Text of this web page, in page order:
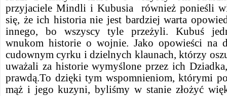
przyjaciele Mindli i Kubusia również ponieśli
się, że ich historia nie jest bardziej warta
innego, bo wszyscy tyle przeżyli. Kubuś
wnukom historie o wojnie. Jako opowieści na
cudownym cyrku i dzielnych klaunach, którzy
uważali za historie wymyślone przez ich
prawdą.To dzięki tym wspomnieniom, którymi
mąż i jego kuzyni, byliśmy w stanie złożyć